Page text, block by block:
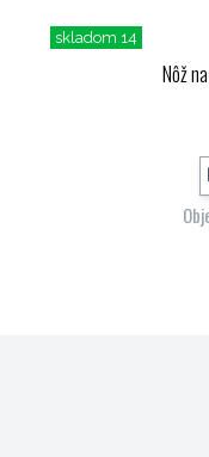
skladom 14
Nôž